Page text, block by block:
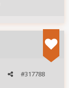
#317788